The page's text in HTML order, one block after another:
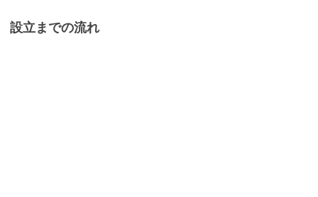
設立までの流れ